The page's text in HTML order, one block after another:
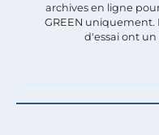
archives en ligne
GREEN
d'essai ont un